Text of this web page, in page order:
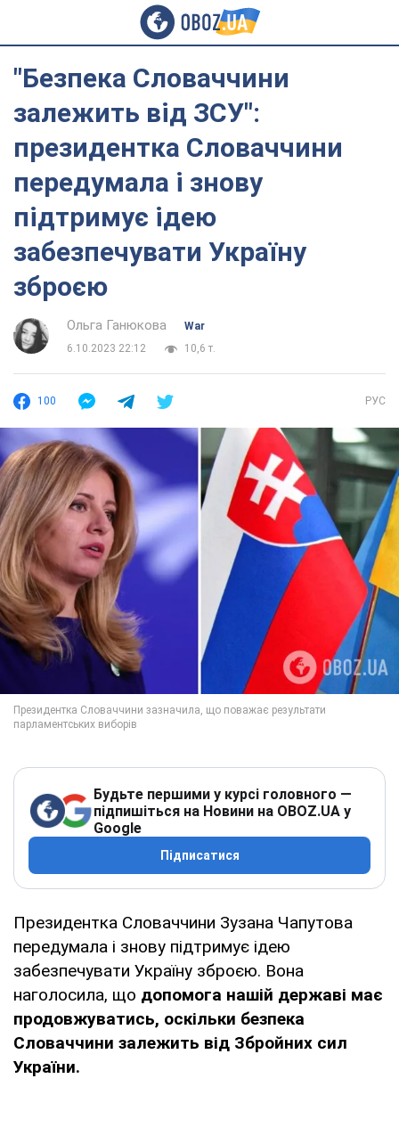
"Безпека Словаччини
залежить від ЗСУ":
президентка Словаччини
передумала і знову
підтримує ідею
забезпечувати Україну
зброєю
Ольга Ганюкова
War
6.10.2023 22:12
10,6 т.
100 РУС
Будьте першими у курсі головного —
підпишіться на Новини на OBOZ.UA у
Google
Підписатися
Президентка Словаччини Зузана Чапутова
передумала і знову підтримує ідею
забезпечувати Україну зброєю. Вона
наголосила, що допомога нашій державі має
продовжуватись, оскільки безпека
Словаччини залежить від Збройних сил
України.